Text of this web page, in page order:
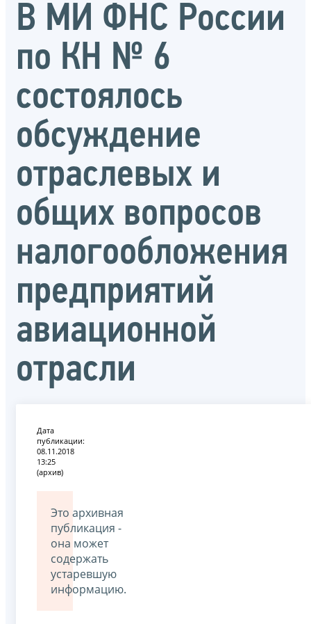
В МИ ФНС России
по КН № 6
состоялось
обсуждение
отраслевых и
общих вопросов
налогообложения
предприятий
авиационной
отрасли
Дата
публикации:
08.11.2018
13:25
(архив)
Это архивная
публикация -
она может
содержать
устаревшую
информацию.